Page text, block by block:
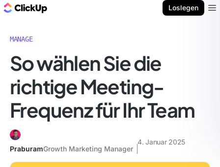
Loslegen
MANAGE
So wählen Sie die
richtige Meeting-
Frequenz für Ihr Team
PraburamGrowth Marketing Manager
4. Januar 2025